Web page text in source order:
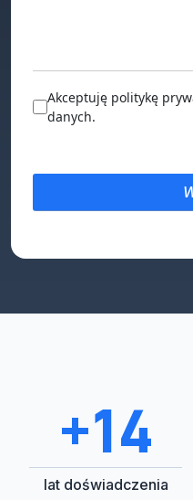
Akceptuję politykę
danych.
+15
lat doświadczenia